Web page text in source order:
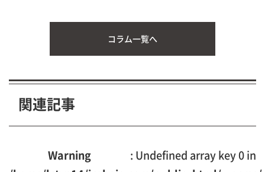
コラム一覧へ
関連記事
Warning
: Undefined array key 0 in